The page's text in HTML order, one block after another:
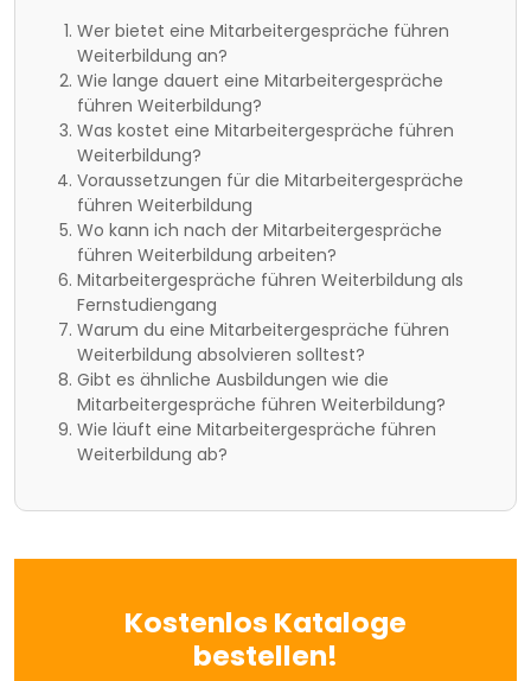
Wer bietet eine Mitarbeitergespräche führen
Weiterbildung an?
Wie lange dauert eine Mitarbeitergespräche
führen Weiterbildung?
Was kostet eine Mitarbeitergespräche führen
Weiterbildung?
Voraussetzungen für die Mitarbeitergespräche
führen Weiterbildung
Wo kann ich nach der Mitarbeitergespräche
führen Weiterbildung arbeiten?
Mitarbeitergespräche führen Weiterbildung als
Fernstudiengang
Warum du eine Mitarbeitergespräche führen
Weiterbildung absolvieren solltest?
Gibt es ähnliche Ausbildungen wie die
Mitarbeitergespräche führen Weiterbildung?
Wie läuft eine Mitarbeitergespräche führen
Weiterbildung ab?
Kostenlos Kataloge
bestellen!